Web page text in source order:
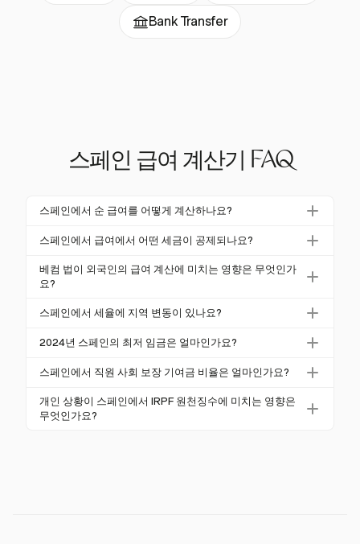
Bank Transfer
스페인 급여 계산기 FAQ
스페인에서 순 급여를 어떻게 계산하나요?
스페인에서 순 급여를 계산하려면 총 급여에서 개인 소
공제는 지역 및 결혼 여부, 부양가족 수와 같은 개인 상
황에 따라 다릅니다.
스페인에서 급여에서 어떤 세금이 공제되나요?
스페인에서 급여 공제에는 개인 소득세(IRPF)와 사회
보장 기여금이 포함됩니다. IRPF 세율은 누진적이며 지
총 급여의 6.35%에서 6.48%입니다.
베컴 법이 외국인의 급여 계산에 미치는 영향은 무엇인가
요?
베컴 법은 자격이 있는 외국인이 스페인 소득에 대해
있도록 합니다. 이 금액을 초과하는 소득은 47%의 세
을 미칩니다.
스페인에서 세율에 지역 변동이 있나요?
네, 지역 변동이 있으며 각 자치 지역이 자체 IRPF 세율
니아에 비해 높은 세율에서 낮은 세율을 제공합니다.
2024년 스페인의 최저 임금은 얼마인가요?
2024년 스페인의 최저 임금은 월 €1,134로, 14회 지급
는 공정한 보상을 보장하는 특정 급여 요건이 있습니
다.
스페인에서 직원 사회 보장 기여금 비율은 얼마인가요?
스페인에서 직원 사회 보장 기여금은 총 급여의 6.35%
에서 6.48% 사이로, 실업 및 직업 훈련과 같은 사고를
개인 상황이 스페인에서 IRPF 원천징수에 미치는 영향은
무엇인가요?